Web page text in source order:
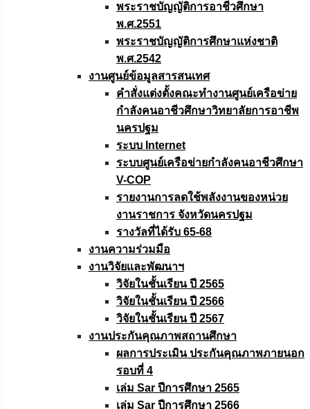
พระราชบัญญัติการอาชีวศึกษา
พ.ศ.2551
พระราชบัญญัติการศึกษาแห่งชาติ
พ.ศ.2542
งานศูนย์ข้อมูลสารสนเทศ
คำสั่งแต่งตั้งคณะทำงานศูนย์เครือข่าย
กำลังคนอาชีวศึกษาวิทยาลัยการอาชีพ
นครปฐม
ระบบ Internet
ระบบศูนย์เครือข่ายกำลังคนอาชีวศึกษา
V-COP
รายงานการลดใช้พลังงานของหน่วย
งานราชการ จังหวัดนครปฐม
รางวัลที่ได้รับ 65-68
งานความร่วมมือ
งานวิจัยเเละพัฒนาฯ
วิจัยในชั้นเรียน ปี 2565
วิจัยในชั้นเรียน ปี 2566
วิจัยในชั้นเรียน ปี 2567
งานประกันคุณภาพสถานศึกษา
ผลการประเมิน ประกันคุณภาพภายนอก
รอบที่ 4
เล่ม Sar ปีการศึกษา 2565
เล่ม Sar ปีการศึกษา 2566